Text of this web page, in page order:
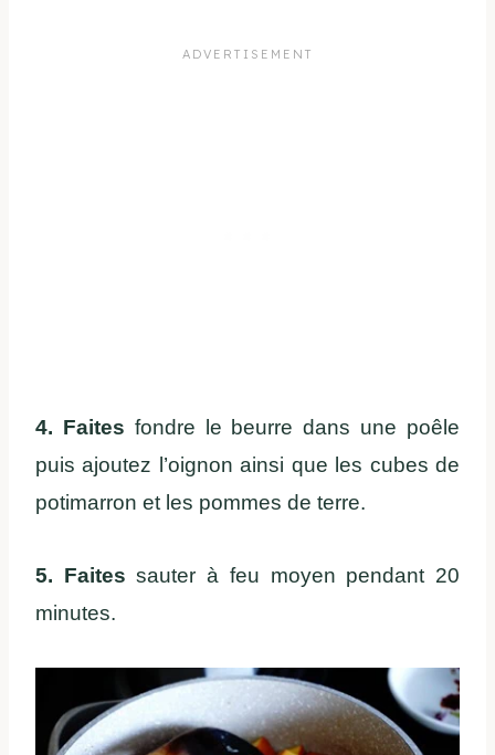
4. Faites fondre le beurre dans une poêle
puis ajoutez l’oignon ainsi que les cubes de
potimarron et les pommes de terre.
5. Faites sauter à feu moyen pendant 20
minutes.